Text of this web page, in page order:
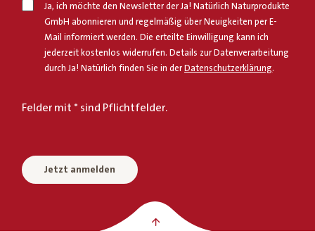
Ja, ich möchte den Newsletter der Ja! Natürlich Naturprodukte
GmbH abonnieren und regelmäßig über Neuigkeiten per E-
Mail informiert werden. Die erteilte Einwilligung kann ich
jederzeit kostenlos widerrufen. Details zur Datenverarbeitung
durch Ja! Natürlich finden Sie in derDatenschutzerklärung.
Felder mit * sind Pflichtfelder.
Jetzt anmelden